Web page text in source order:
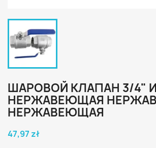
ШАРОВОЙ КЛАПАН 3/4"
НЕРЖАВЕЮЩАЯ
НЕРЖАВЕЮЩАЯ
47,97 zł